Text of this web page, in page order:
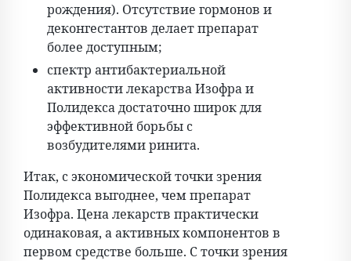
рождения). Отсутствие гормонов и
деконгестантов делает препарат
более доступным;
спектр антибактериальной
активности лекарства Изофра и
Полидекса достаточно широк для
эффективной борьбы с
возбудителями ринита.
Итак, с экономической точки зрения
Полидекса выгоднее, чем препарат
Изофра. Цена лекарств практически
одинаковая, а активных компонентов в
первом средстве больше. С точки зрения